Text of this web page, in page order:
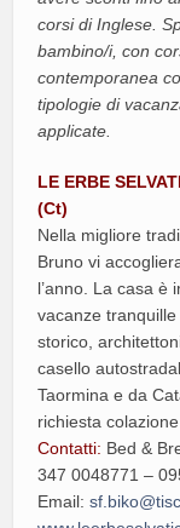
corsi di Inglese.
bambino/i, con
contemporanea
tipologie di
applicate.
LE ERBE
(Ct)
Nella migliore
Bruno vi
l’anno. La casa è
vacanze
storico,
casello
Taormina e da
richiesta
Contatti: Bed &
347 0048771 –
Email: